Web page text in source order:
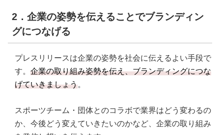
2．企業の姿勢を伝えることでブランディン
グにつなげる
プレスリリースは企業の姿勢を社会に伝えるよい手段で
す。 企業の取り組み姿勢を伝え、ブランディングにつな
げていきましょう。
スポーツチーム・団体とのコラボで業界はどう変わるの
か、今後どう変えていきたいのかなど、企業の取り組み